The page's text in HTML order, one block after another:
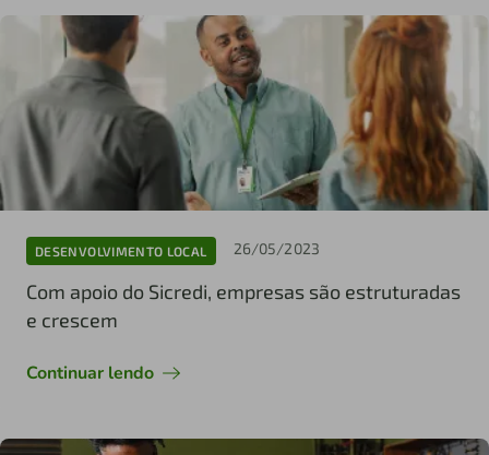
DESENVOLVIMENTO LOCAL 26/05/2023
Com apoio do Sicredi, empresas são estruturadas
e crescem
Continuar lendo